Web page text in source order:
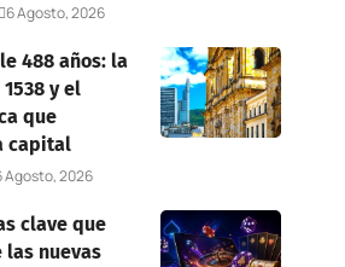
6 Agosto, 2026
488 años: la
y el
que
capital
Agosto, 2026
clave que
las nuevas